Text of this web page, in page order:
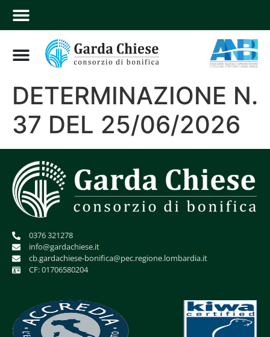
DETERMINAZIONE N.
37 DEL 25/06/2026
0376 321278
info@gardachiese.it
cb.gardachiese-bonifica@pec.regione.lombardia.it
CF: 01706580204